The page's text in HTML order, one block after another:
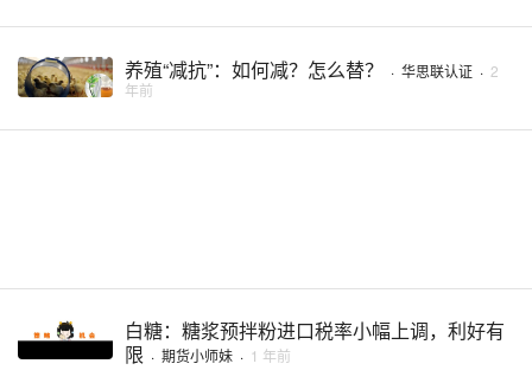
养殖“减抗”：如何减？怎么替？ · 华思联认证 · 2
年前
白糖：糖浆预拌粉进口税率小幅上调，利好有
限 · 期货小师妹 · 1 年前